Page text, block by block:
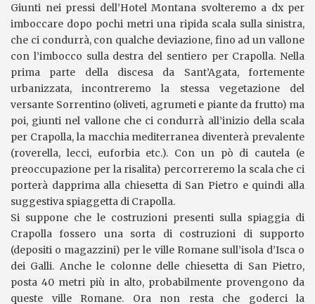
Giunti nei pressi dell’Hotel Montana svolteremo a dx per
imboccare dopo pochi metri una ripida scala sulla sinistra,
che ci condurrà, con qualche deviazione, fino ad un vallone
con l’imbocco sulla destra del sentiero per Crapolla. Nella
prima parte della discesa da Sant’Agata, fortemente
urbanizzata, incontreremo la stessa vegetazione del
versante Sorrentino (oliveti, agrumeti e piante da frutto) ma
poi, giunti nel vallone che ci condurrà all’inizio della scala
per Crapolla, la macchia mediterranea diventerà prevalente
(roverella, lecci, euforbia etc.). Con un pò di cautela (e
preoccupazione per la risalita) percorreremo la scala che ci
porterà dapprima alla chiesetta di San Pietro e quindi alla
suggestiva spiaggetta di Crapolla.
Si suppone che le costruzioni presenti sulla spiaggia di
Crapolla fossero una sorta di costruzioni di supporto
(depositi o magazzini) per le ville Romane sull’isola d’Isca o
dei Galli. Anche le colonne delle chiesetta di San Pietro,
posta 40 metri più in alto, probabilmente provengono da
queste ville Romane. Ora non resta che goderci la